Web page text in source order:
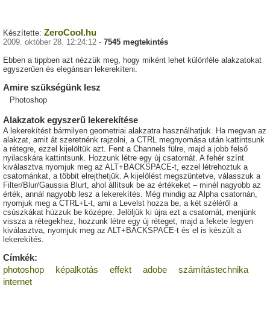
Készítette: ZeroCool.hu
2009. október 28. 12:24:12 - 7545 megtekintés
Ebben a tippben azt nézzük meg, hogy miként lehet különféle alakzatokat
egyszerűen és elegánsan lekerekíteni.
Amire szükségünk lesz
Photoshop
Alakzatok egyszerű lekerekítése
A lekerekítést bármilyen geometriai alakzatra használhatjuk. Ha megvan az
alakzat, amit át szeretnénk rajzolni, a CTRL megnyomása után kattintsunk
a rétegre, ezzel kijelöltük azt. Fent a Channels fülre, majd a jobb felső
nyilacskára kattintsunk. Hozzunk létre egy új csatornát. A fehér színt
kiválasztva nyomjuk meg az ALT+BACKSPACE-t, ezzel létrehoztuk a
csatornánkat, a többit elrejthetjük. A kijelölést megszüntetve, válasszuk a
Filter/Blur/Gaussia Blurt, ahol állítsuk be az értékeket – minél nagyobb az
érték, annál nagyobb lesz a lekerekítés. Még mindig az Alpha csatornán,
nyomjuk meg a CTRL+L-t, ami a Levelst hozza be, a két széléről a
csúszkákat húzzuk be középre. Jelöljük ki újra ezt a csatornát, menjünk
vissza a rétegekhez, hozzunk létre egy új réteget, majd a fekete legyen
kiválasztva, nyomjuk meg az ALT+BACKSPACE-t és el is készült a
lekerekítés.
Címkék:
photoshop
képalkotás effekt adobe
számítástechnika
internet